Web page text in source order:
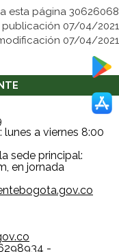
esta página 30626068
publicación 07/04/2021
07/04/2021
lunes a viernes 8:00
sede principal:
en jornada
-